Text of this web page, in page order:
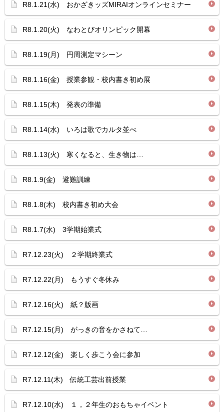
R8.1.21(水) おかざきッズMIRAIオンラインセミナー
R8.1.20(火) なわとびオリンピック開幕
R8.1.19(月) 円周測定マシーン
R8.1.16(金) 授業参観・校内書き初め展
R8.1.15(木) 発表の準備
R8.1.14(水) いろは歌でカルタ並べ
R8.1.13(火) 寒くなると、生き物は…
R8.1.9(金) 避難訓練
R8.1.8(木) 校内書き初め大会
R8.1.7(水) 3学期始業式
R7.12.23(火) ２学期終業式
R7.12.22(月) もうすぐ冬休み
R7.12.16(火) 紙？版画
R7.12.15(月) がっきの音をかさねて…
R7.12.12(金) 楽しく歩こう会に参加
R7.12.11(木) 伝統工芸出前授業
R7.12.10(水) １，２年生のおもちゃイベント